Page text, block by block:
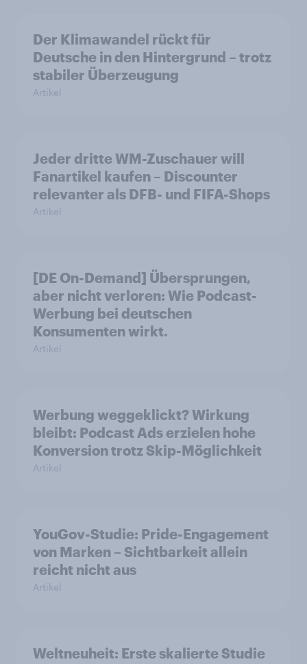
Der Klimawandel rückt für
Deutsche in den Hintergrund – trotz
stabiler Überzeugung
Artikel
Jeder dritte WM-Zuschauer will
Fanartikel kaufen – Discounter
relevanter als DFB- und FIFA-Shops
Artikel
[DE On-Demand] Übersprungen,
aber nicht verloren: Wie Podcast-
Werbung bei deutschen
Konsumenten wirkt.
Artikel
Werbung weggeklickt? Wirkung
bleibt: Podcast Ads erzielen hohe
Konversion trotz Skip-Möglichkeit
Artikel
YouGov-Studie: Pride-Engagement
von Marken – Sichtbarkeit allein
reicht nicht aus
Artikel
Weltneuheit: Erste skalierte Studie